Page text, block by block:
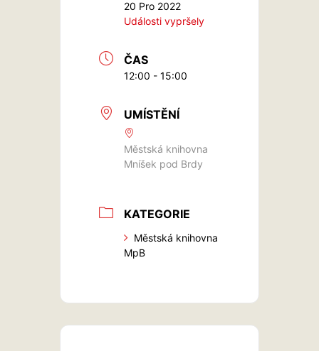
20 Pro 2022
Události vypršely
ČAS
12:00 - 15:00
UMÍSTĚNÍ
Městská knihovna
Mníšek pod Brdy
KATEGORIE
Městská knihovna
MpB